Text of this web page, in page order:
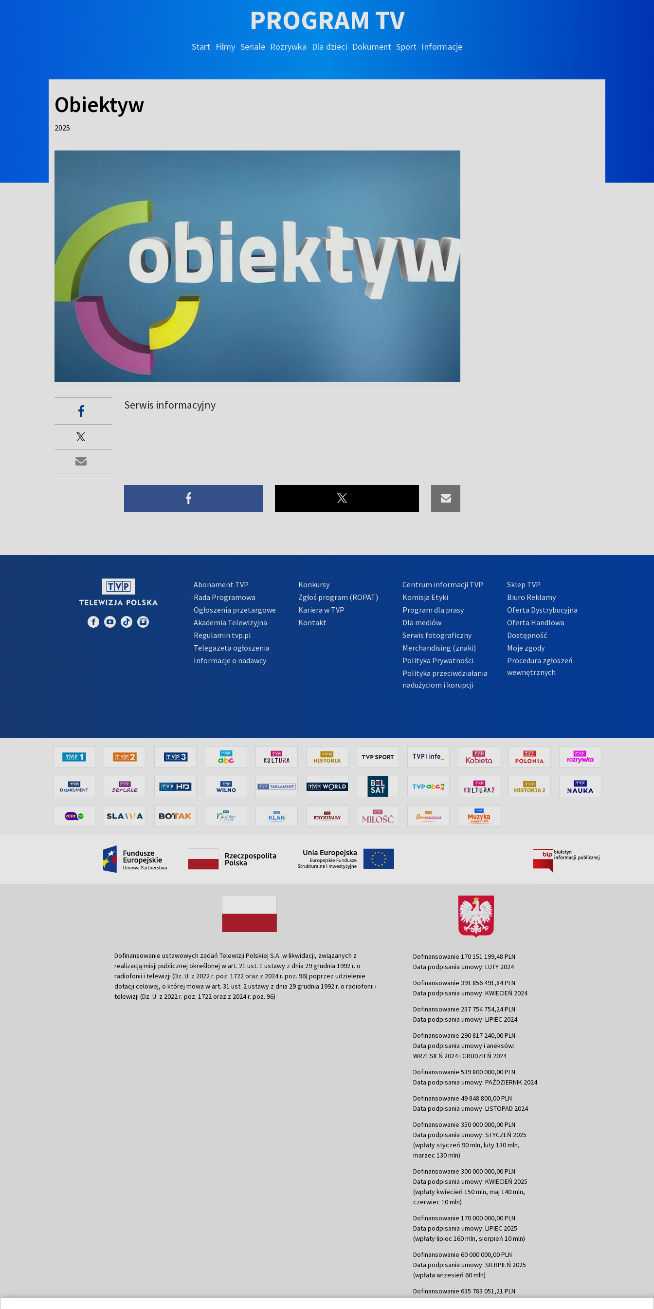
PROGRAM TV
Start Filmy Seriale Rozrywka Dla dzieci Dokument Sport Informacje
Obiektyw
2025
Serwis informacyjny
Abonament TVP
Rada Programowa
Ogłoszenia przetargowe
Akademia Telewizyjna
Regulamin tvp.pl
Telegazeta ogłoszenia
Informacje o nadawcy
Konkursy
Zgłoś program (ROPAT)
Kariera w TVP
Kontakt
Centrum informacji TVP
Komisja Etyki
Program dla prasy
Dla mediów
Serwis fotograficzny
Merchandising (znaki)
Polityka Prywatności
Polityka przeciwdziałania
nadużyciom i korupcji
Sklep TVP
Biuro Reklamy
Oferta Dystrybucyjna
Oferta Handlowa
Dostępność
Moje zgody
Procedura zgłoszeń
wewnętrznych
Dofinansowanie ustawowych zadań Telewizji Polskiej S.A. w likwidacji, związanych z
realizacją misji publicznej określonej w art. 21 ust. 1 ustawy z dnia 29 grudnia 1992 r. o
radiofonii i telewizji (Dz. U. z 2022 r. poz. 1722 oraz z 2024 r. poz. 96) poprzez udzielenie
dotacji celowej, o której mowa w art. 31 ust. 2 ustawy z dnia 29 grudnia 1992 r. o radiofonii i
telewizji (Dz. U. z 2022 r. poz. 1722 oraz z 2024 r. poz. 96)
Dofinansowanie 170 151 199,48 PLN
Data podpisania umowy: LUTY 2024
Dofinansowanie 391 856 491,84 PLN
Data podpisania umowy: KWIECIEŃ 2024
Dofinansowanie 237 754 754,24 PLN
Data podpisania umowy: LIPIEC 2024
Dofinansowanie 290 817 240,00 PLN
Data podpisania umowy i aneksów:
WRZESIEŃ 2024 i GRUDZIEŃ 2024
Dofinansowanie 539 800 000,00 PLN
Data podpisania umowy: PAŹDZIERNIK 2024
Dofinansowanie 49 848 800,00 PLN
Data podpisania umowy: LISTOPAD 2024
Dofinansowanie 350 000 000,00 PLN
Data podpisania umowy: STYCZEŃ 2025
(wpłaty styczeń 90 mln, luty 130 mln,
marzec 130 mln)
Dofinansowanie 300 000 000,00 PLN
Data podpisania umowy: KWIECIEŃ 2025
(wpłaty kwiecień 150 mln, maj 140 mln,
czerwiec 10 mln)
Dofinansowanie 170 000 000,00 PLN
Data podpisania umowy: LIPIEC 2025
(wpłaty lipiec 160 mln, sierpień 10 mln)
Dofinansowanie 60 000 000,00 PLN
Data podpisania umowy: SIERPIEŃ 2025
(wpłata wrzesień 60 mln)
Dofinansowanie 635 783 051,21 PLN